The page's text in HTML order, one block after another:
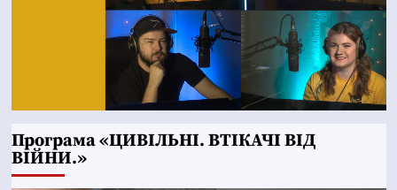
Програма «ЦИВІЛЬНІ. ВТІКАЧІ ВІД
ВІЙНИ.»